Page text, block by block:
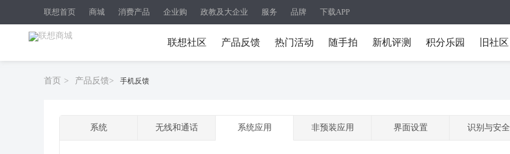
联想首页 商城 消费产品 企业购 政教及大企业 服务 品牌 下载APP
联想社区 产品反馈 热门活动 随手拍 新机评测 积分乐园 旧社区
首页 > 产品反馈> 手机反馈
系统 无线和通话 系统应用 非预装应用 界面设置 识别与安全